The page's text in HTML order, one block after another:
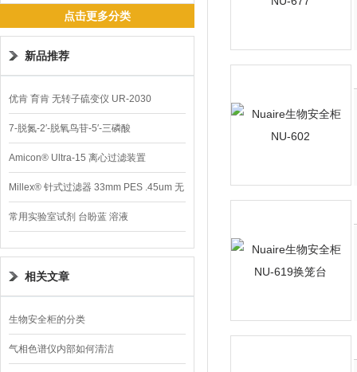
点击更多分类
新品推荐
优肯 育肯 无转子硫变仪 UR-2030
7-脱氮-2′-脱氧鸟苷-5′-三磷酸
Amicon® Ultra-15 离心过滤装置
Millex® 针式过滤器 33mm PES .45um 无
菌
常用实验室试剂 台盼蓝 溶液
相关文章
生物安全柜的分类
气相色谱仪内部如何清洁